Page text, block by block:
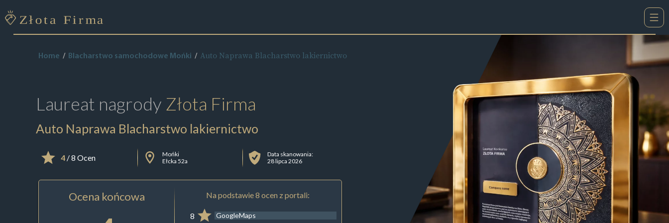
Home Blacharstwo samochodowe Mońki Auto Naprawa Blacharstwo lakiernictwo
Laureat nagrody Złota Firma
Auto Naprawa Blacharstwo lakiernictwo
4/ 8 Ocen
Mońki
Ełcka 52a
Data skanowania:
28 lipca 2026
Ocena końcowa Na podstawie 8 ocen z portali:
8 GoogleMaps